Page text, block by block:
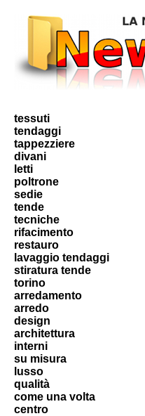
tessuti
tendaggi
tappezziere
divani
letti
poltrone
sedie
tende
tecniche
rifacimento
restauro
lavaggio tendaggi
stiratura tende
torino
arredamento
arredo
design
architettura
interni
su misura
lusso
qualità
come una volta
centro